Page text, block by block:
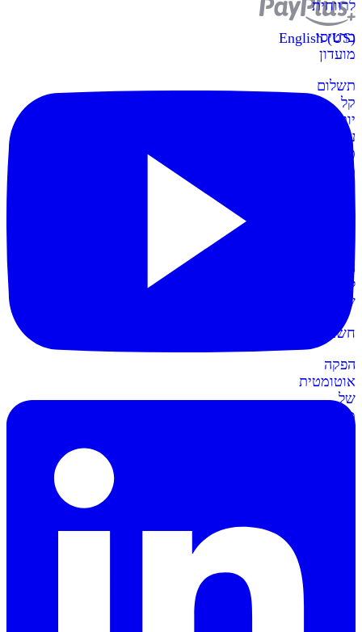
לרווחית
כרטיסי
מועדון
תשלום
קל
יותר
עם
כרטיסי
מועדון
קופות
הקופות
החדשות
לעסק
שלכם
חשבונית+
הפקה
אוטומטית
של
מסמכים
English (US)